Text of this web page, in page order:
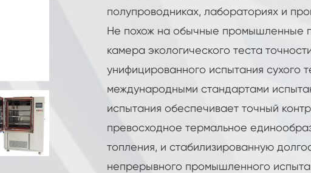
Климат и температура испытательной
Горячая Холодная Температура
Постоянный климатический кабинет
Удар температуры K-12 ЛВ124 и
испытательное оборудование воды
выплеска
Камера беглецов взрывозащищенной
батареи термальная
полупроводниках, лабораториях и
Не похож на обычные промышленные
камера экологического теста
унифицированного испытания сухого
международными стандартами
испытания обеспечивает точный
превосходное термальное
топления, и стабилизированную
непрерывного промышленного